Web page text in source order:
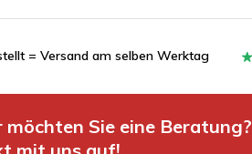
= Versand am selben Werktag
möchten Sie eine Beratung?